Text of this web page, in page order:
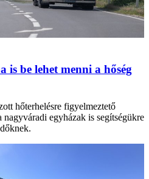
be lehet menni a hőség
hőterhelésre figyelmeztető
egyházak is segítségükre